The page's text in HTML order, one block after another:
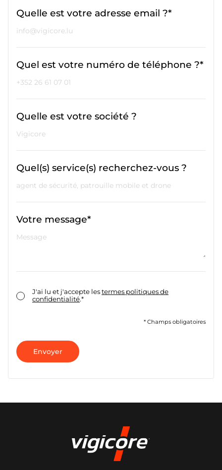
Quelle est votre adresse email ?*
Quel est votre numéro de téléphone ?*
Quelle est votre société ?
Quel(s) service(s) recherchez-vous ?
Votre message*
J'ai lu et j'accepte lestermes politiques de
confidentialité.*
* Champs obligatoires
Envoyer